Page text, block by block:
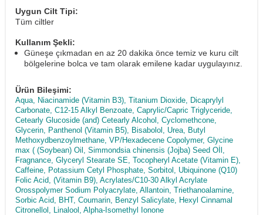
Uygun Cilt Tipi:
Tüm ciltler
Kullanım Şekli:
Güneşe çıkmadan en az 20 dakika önce temiz ve kuru cilt
bölgelerine bolca ve tam olarak emilene kadar uygulayınız.
Ürün Bileşimi:
Aqua, Niacinamide (Vitamin B3), Titanium Dioxide, Dicaprylyl
Carbonate, C12-15 Alkyl Benzoate, Caprylic/Capric Triglyceride,
Cetearly Glucoside (and) Cetearly Alcohol, Cyclomethcone,
Glycerin, Panthenol (Vitamin B5), Bisabolol, Urea, Butyl
Methoxydbenzoylmethane, VP/Hexadecene Copolymer, Glycine
max ( (Soybean) Oil, Simmondsia chinensis (Jojba) Seed Oİl,
Fragnance, Glyceryl Stearate SE, Tocopheryl Acetate (Vitamin E),
Caffeine, Potassium Cetyl Phosphate, Sorbitol, Ubiquinone (Q10)
Folic Acid, (Vitamin B9), Acrylates/C10-30 Alkyl Acrylate
Orosspolymer Sodium Polyacrylate, Allantoin, Triethanoalamine,
Sorbic Acid, BHT, Coumarin, Benzyl Salicylate, Hexyl Cinnamal
Citronellol, Linalool, Alpha-Isomethyl Ionone